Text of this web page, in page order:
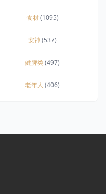
食材(1095)
安神(537)
健脾类(497)
老年人 (406)